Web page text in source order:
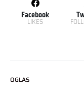
Facebook
LIKES
OGLAS